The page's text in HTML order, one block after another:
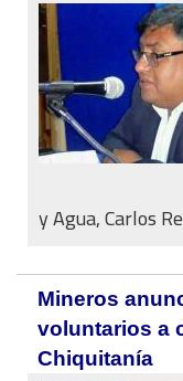
y Agua, Carlos
Mineros
voluntarios a
Chiquitanía